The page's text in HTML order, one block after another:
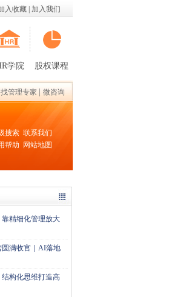
入收藏 加入我们
学院 股权课程
找管理专家 微咨询
搜索 联系我们
帮助
网站地图
精细化管理放大
圆满收官｜AI落地
构化思维打造高